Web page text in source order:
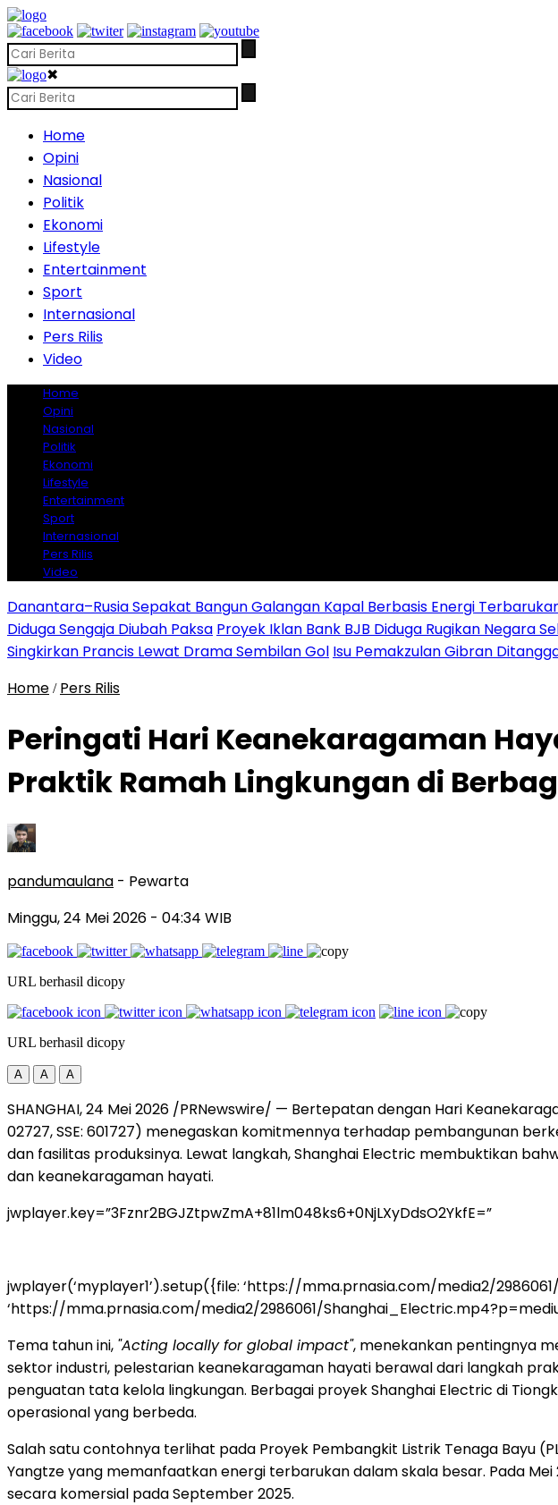
✖
Home
Opini
Nasional
Politik
Ekonomi
Lifestyle
Entertainment
Sport
Internasional
Pers Rilis
Video
Home
Opini
Nasional
Politik
Ekonomi
Lifestyle
Entertainment
Sport
Internasional
Pers Rilis
Video
Danantara–Rusia Sepakat Bangun Galangan Kapal Berbasis Energi
Diduga Sengaja Diubah Paksa Proyek Iklan Bank BJB Diduga Rugikan Negara
Singkirkan Prancis Lewat Drama Sembilan Gol Isu Pemakzulan Gibran
Home / Pers Rilis
Peringati Hari Keanekaragaman
Praktik Ramah Lingkungan di
pandumaulana - Pewarta
Minggu, 24 Mei 2026 - 04:34 WIB
URL berhasil dicopy
URL berhasil dicopy
A A A
SHANGHAI, 24 Mei 2026 /PRNewswire/ — Bertepatan dengan Hari
02727, SSE: 601727) menegaskan komitmennya terhadap pembangunan
dan fasilitas produksinya. Lewat langkah, Shanghai Electric membuktikan
dan keanekaragaman hayati.
jwplayer.key=”3Fznr2BGJZtpwZmA+81lm048ks6+0NjLXyDdsO2YkfE=”
jwplayer(‘myplayer1’).setup({file: ‘https://mma.prnasia.com/media2/
‘https://mma.prnasia.com/media2/2986061/
Tema tahun ini, "Acting locally for global impact", menekankan pentingnya
sektor industri, pelestarian keanekaragaman hayati berawal dari langkah
penguatan tata kelola lingkungan. Berbagai proyek Shanghai Electric di
operasional yang berbeda.
Salah satu contohnya terlihat pada Proyek Pembangkit Listrik Tenaga Bayu
Yangtze yang memanfaatkan energi terbarukan dalam skala besar. Pada
secara komersial pada September 2025.